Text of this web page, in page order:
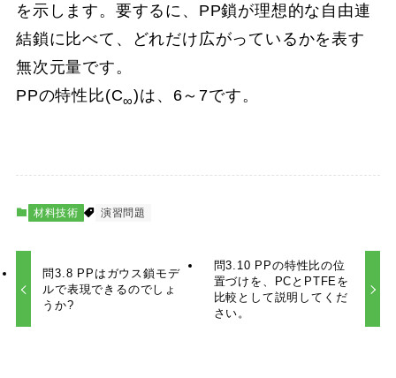
を示します。要するに、PP鎖が理想的な自由連
結鎖に比べて、どれだけ広がっているかを表す
無次元量です。
PPの特性比(C∞)は、6～7です。
材料技術 演習問題
問3.8 PPはガウス鎖モデ
ルで表現できるのでしょ
うか?
問3.10 PPの特性比の位
置づけを、PCとPTFEを
比較として説明してくだ
さい。